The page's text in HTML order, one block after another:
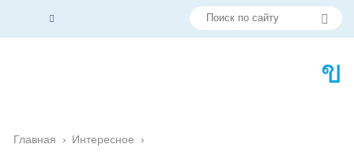
Главная › Интересное ›